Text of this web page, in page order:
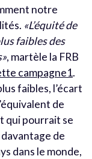
notre
«L’équité de
faibles des
, martèle la FRB
campagne1.
faibles, l’écart
de
qui pourrait se
de
dans le monde,